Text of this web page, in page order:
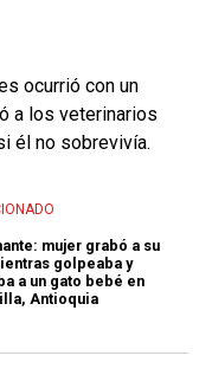
ocurrió con un
a los veterinarios
él no sobrevivía.
mujer grabó a su
golpeaba y
a un gato bebé en
Antioquia